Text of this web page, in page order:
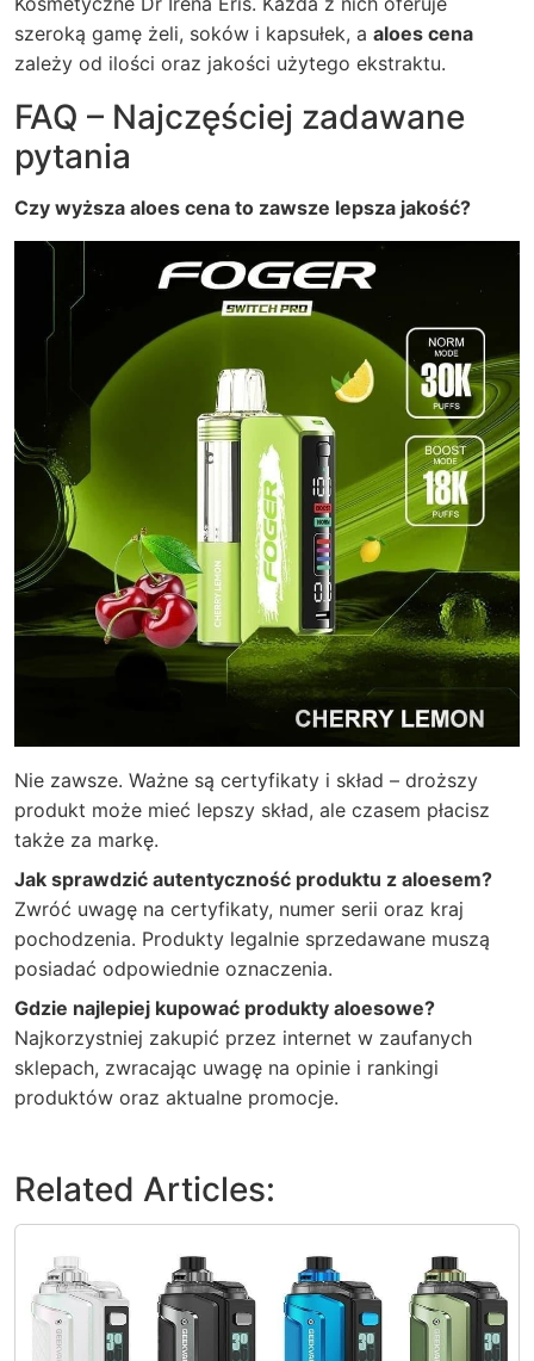
szeroką gamę żeli, soków i kapsułek, a aloes cena
zależy od ilości oraz jakości użytego ekstraktu.
FAQ – Najczęściej zadawane
pytania
Czy wyższa aloes cena to zawsze lepsza jakość?
Nie zawsze. Ważne są certyfikaty i skład – droższy
produkt może mieć lepszy skład, ale czasem płacisz
także za markę.
Jak sprawdzić autentyczność produktu z aloesem?
Zwróć uwagę na certyfikaty, numer serii oraz kraj
pochodzenia. Produkty legalnie sprzedawane muszą
posiadać odpowiednie oznaczenia.
Gdzie najlepiej kupować produkty aloesowe?
Najkorzystniej zakupić przez internet w zaufanych
sklepach, zwracając uwagę na opinie i rankingi
produktów oraz aktualne promocje.
Related Articles: